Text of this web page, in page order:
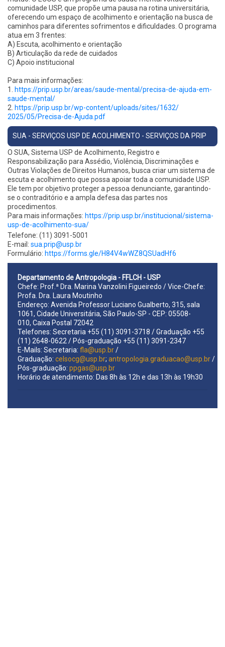
comunidade USP, que propõe uma pausa na rotina universitária,
oferecendo um espaço de acolhimento e orientação na busca de
caminhos para diferentes sofrimentos e dificuldades. O programa
atua em 3 frentes:
A) Escuta, acolhimento e orientação
B) Articulação da rede de cuidados
C) Apoio institucional
Para mais informações:
1.
https://prip.usp.br/areas/saude-mental/precisa-de-ajuda-em-
saude-mental/
2. https://prip.usp.br/wp-content/uploads/sites/1632/
2025/05/Precisa-de-Ajuda.pdf
SUA - SERVIÇOS USP DE ACOLHIMENTO - SERVIÇOS DA PRIP
O SUA, Sistema USP de Acolhimento, Registro e
Responsabilização para Assédio, Violência, Discriminações e
Outras Violações de Direitos Humanos, busca criar um sistema de
escuta e acolhimento que possa apoiar toda a comunidade USP.
Ele tem por objetivo proteger a pessoa denunciante, garantindo-
se o contraditório e a ampla defesa das partes nos
procedimentos.
Para mais informações: https://prip.usp.br/institucional/sistema-
usp-de-acolhimento-sua/
Telefone: (11) 3091-5001
E-mail: sua.prip@usp.br
Formulário: https://forms.gle/H84V4wWZ8QSUadHf6
Departamento de Antropologia - FFLCH - USP
Chefe: Prof.ª Dra. Marina Vanzolini Figueiredo / Vice-Chefe:
Profa. Dra. Laura Moutinho
Endereço: Avenida Professor Luciano Gualberto, 315, sala
1061, Cidade Universitária, São Paulo-SP - CEP: 05508-
010, Caixa Postal 72042
Telefones: Secretaria +55 (11) 3091-3718 / Graduação +55
(11) 2648-0622 / Pós-graduação +55 (11) 3091-2347
E-Mails: Secretaria: fla@usp.br/
Graduação: celsocg@usp.br; antropologia.graduacao@usp.br/
Pós-graduação: ppgas@usp.br
Horário de atendimento: Das 8h às 12h e das 13h às 19h30